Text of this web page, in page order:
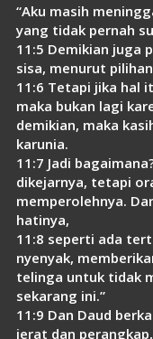
“Aku masih
yang tidak pernah
11:5 Demikian juga
sisa, menurut
11:6 Tetapi jika hal
maka bukan lagi
demikian, maka
karunia.
11:7 Jadi
dikejarnya, tetapi
memperolehnya.
hatinya,
11:8 seperti ada
nyenyak,
telinga untuk tidak
sekarang ini.”
11:9 Dan Daud
jerat dan